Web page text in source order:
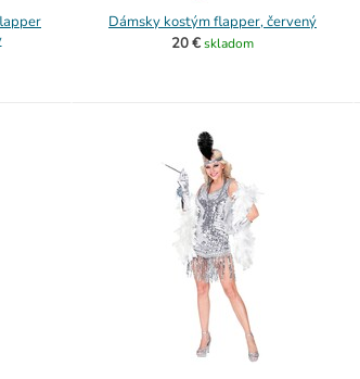
Dámsky kostým flapper, červený
20 €skladom